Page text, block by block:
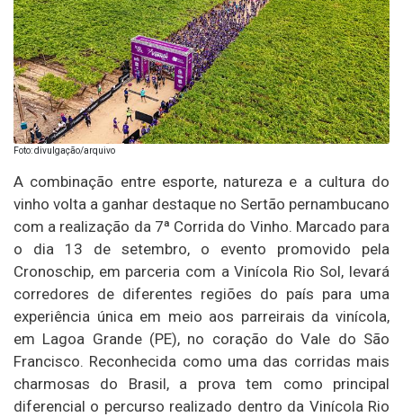
Foto: divulgação/arquivo
A combinação entre esporte, natureza e a cultura do
vinho volta a ganhar destaque no Sertão pernambucano
com a realização da 7ª Corrida do Vinho. Marcado para
o dia 13 de setembro, o evento promovido pela
Cronoschip, em parceria com a Vinícola Rio Sol, levará
corredores de diferentes regiões do país para uma
experiência única em meio aos parreirais da vinícola,
em Lagoa Grande (PE), no coração do Vale do São
Francisco. Reconhecida como uma das corridas mais
charmosas do Brasil, a prova tem como principal
diferencial o percurso realizado dentro da Vinícola Rio